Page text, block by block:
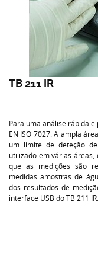
TB 211 IR
Para uma análise rápida
EN ISO 7027. A ampla
um limite de deteção
utilizado em várias áreas,
que as medições são
medidas amostras de
dos resultados de
interface USB do TB 211 IR.